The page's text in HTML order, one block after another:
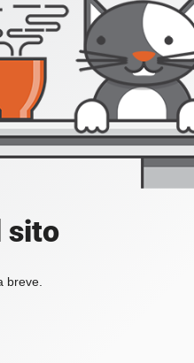
sito
breve.